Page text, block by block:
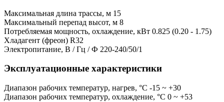
Максимальная длина трассы, м 15
Максимальный перепад высот, м 8
Потребляемая мощность, охлаждение, кВт 0.825 (0.20 - 1.75)
Хладагент (фреон) R32
Электропитание, В / Гц / Ф 220-240/50/1
Эксплуатационные характеристики
Диапазон рабочих температур, нагрев, °C -15 ~ +30
Диапазон рабочих температур, охлаждение, °C 0 ~ +53